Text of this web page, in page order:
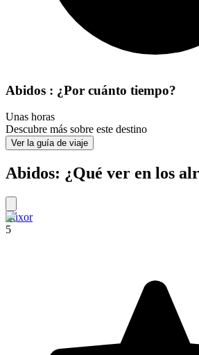
Abidos : ¿Por cuánto tiempo?
Unas horas
Descubre más sobre este destino
Ver la guía de viaje
Abidos: ¿Qué ver en los
Lúxor
5